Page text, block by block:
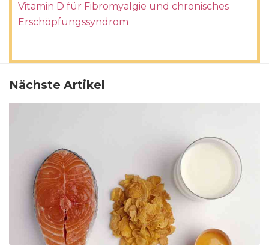
Vitamin D für Fibromyalgie und chronisches
Erschöpfungssyndrom
Nächste Artikel